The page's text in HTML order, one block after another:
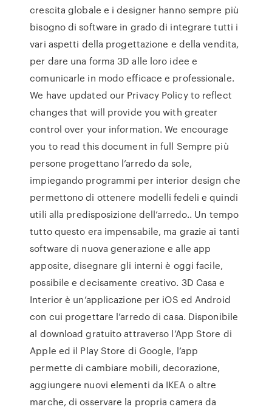
crescita globale e i designer hanno sempre più
bisogno di software in grado di integrare tutti i
vari aspetti della progettazione e della vendita,
per dare una forma 3D alle loro idee e
comunicarle in modo efficace e professionale.
We have updated our Privacy Policy to reflect
changes that will provide you with greater
control over your information. We encourage
you to read this document in full Sempre più
persone progettano l’arredo da sole,
impiegando programmi per interior design che
permettono di ottenere modelli fedeli e quindi
utili alla predisposizione dell’arredo.. Un tempo
tutto questo era impensabile, ma grazie ai tanti
software di nuova generazione e alle app
apposite, disegnare gli interni è oggi facile,
possibile e decisamente creativo. 3D Casa e
Interior è un’applicazione per iOS ed Android
con cui progettare l’arredo di casa. Disponibile
al download gratuito attraverso l’App Store di
Apple ed il Play Store di Google, l’app
permette di cambiare mobili, decorazione,
aggiungere nuovi elementi da IKEA o altre
marche, di osservare la propria camera da